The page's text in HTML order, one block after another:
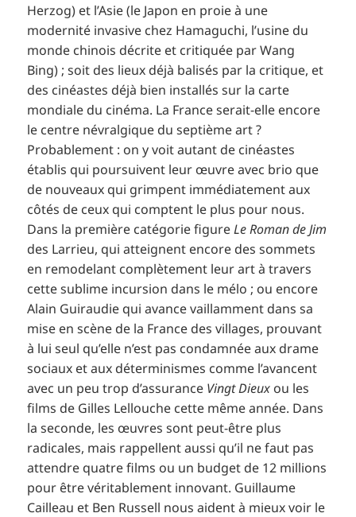
Herzog) et l’Asie (le Japon en proie à une
modernité invasive chez Hamaguchi, l’usine du
monde chinois décrite et critiquée par Wang
Bing) ; soit des lieux déjà balisés par la critique, et
des cinéastes déjà bien installés sur la carte
mondiale du cinéma. La France serait-elle encore
le centre névralgique du septième art ?
Probablement : on y voit autant de cinéastes
établis qui poursuivent leur œuvre avec brio que
de nouveaux qui grimpent immédiatement aux
côtés de ceux qui comptent le plus pour nous.
Dans la première catégorie figureLe Roman de Jim
des Larrieu, qui atteignent encore des sommets
en remodelant complètement leur art à travers
cette sublime incursion dans le mélo ; ou encore
Alain Guiraudie qui avance vaillamment dans sa
mise en scène de la France des villages, prouvant
à lui seul qu’elle n’est pas condamnée aux drame
sociaux et aux déterminismes comme l’avancent
avec un peu trop d’assurance Vingt Dieux ou les
films de Gilles Lellouche cette même année. Dans
la seconde, les œuvres sont peut-être plus
radicales, mais rappellent aussi qu’il ne faut pas
attendre quatre films ou un budget de 12 millions
pour être véritablement innovant. Guillaume
Cailleau et Ben Russell nous aident à mieux voir le